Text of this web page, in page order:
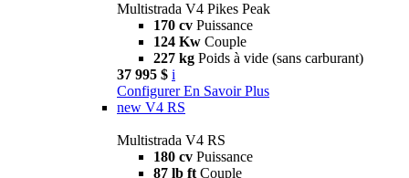
Multistrada V4 Pikes Peak
170 cv Puissance
124 Kw Couple
227 kg Poids à vide (sans carburant)
37 995 $ i
Configurer En Savoir Plus
new V4 RS
Multistrada V4 RS
180 cv Puissance
87 lb ft Couple